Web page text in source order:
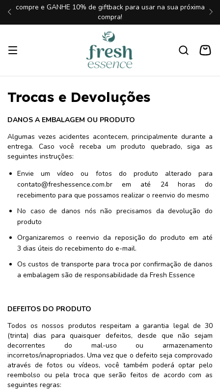
compre e GANHE 10% de giftback para usar na sua próxima
compra!
Trocas e Devoluções
DANOS A EMBALAGEM OU PRODUTO
Algumas vezes acidentes acontecem, principalmente durante a
entrega. Caso você receba um produto quebrado, siga as
seguintes instruções:
Envie um vídeo ou fotos do produto alterado para
contato@freshessence.com.br em até 24 horas do
recebimento para que possamos realizar o reenvio do mesmo
No caso de danos nós não precisamos da devolução do
produto
Organizaremos o reenvio da reposição do produto em até
3 dias úteis do recebimento do e-mail.
Os custos de transporte para troca por confirmação de danos
a embalagem são de responsabilidade da Fresh Essence
DEFEITOS DO PRODUTO
Todos os nossos produtos respeitam a garantia legal de 30
(trinta) dias para quaisquer defeitos, desde que não sejam
decorrentes do mal-uso ou armazenamento
incorretos/inapropriados. Uma vez que o defeito seja comprovado
através de fotos ou vídeos, você também poderá optar pelo
reembolso ou pela troca que serão feitos de acordo com as
seguintes regras: